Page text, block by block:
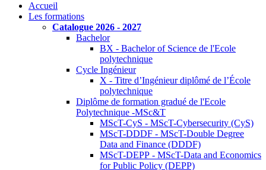
Accueil
Les formations
Catalogue 2026 - 2027
Bachelor
BX - Bachelor of Science de l'Ecole
polytechnique
Cycle Ingénieur
X - Titre d’Ingénieur diplômé de l’École
polytechnique
Diplôme de formation gradué de l'Ecole
Polytechnique -MSc&T
MScT-CyS - MScT-Cybersecurity (CyS)
MScT-DDDF - MScT-Double Degree
Data and Finance (DDDF)
MScT-DEPP - MScT-Data and Economics
for Public Policy (DEPP)